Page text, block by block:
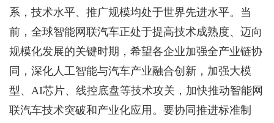
系，技术水平、推广规模均处于世界先进水平。当
前，全球智能网联汽车正处于提高技术成熟度、迈向
规模化发展的关键时期，希望各企业加强全产业链协
同，深化人工智能与汽车产业融合创新，加强大模
型、AI芯片、线控底盘等技术攻关，加快推动智能网
联汽车技术突破和产业化应用。要协同推进标准制